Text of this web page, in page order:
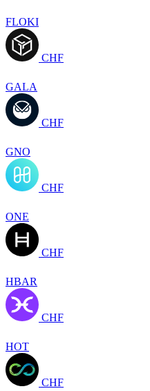
FLOKI
CHF
GALA
CHF
GNO
CHF
ONE
CHF
HBAR
CHF
HOT
CHF